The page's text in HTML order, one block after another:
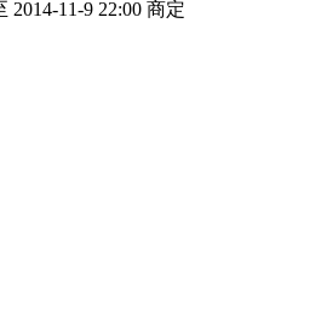
2014-11-9 22:00 商定